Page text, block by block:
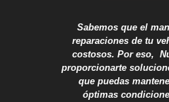
Sabemos que el
reparaciones de tu
costosos. Por eso,
proporcionarte
que puedas
óptimas